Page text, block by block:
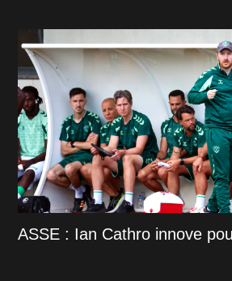
ASSE : Ian Cathro innove